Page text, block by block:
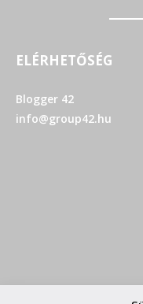
ELÉRHETŐSÉG
Blogger 42
info@group42.hu